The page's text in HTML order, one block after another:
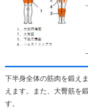
下半身全体の筋肉を鍛え
えます。また、大臀筋を
す。